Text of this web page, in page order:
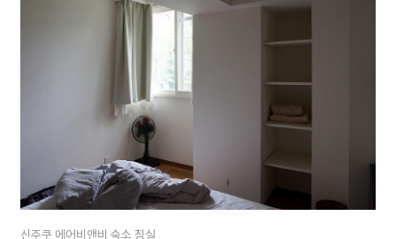
신주쿠 에어비앤비 숙소 침실